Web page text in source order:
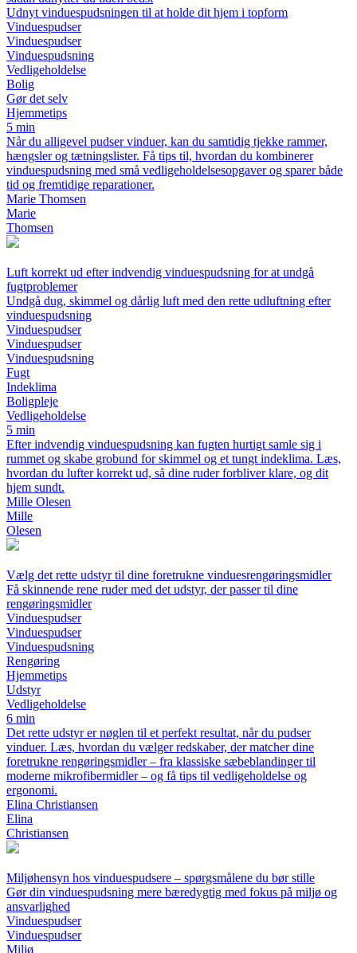
Udnyt vinduespudsningen til at holde dit hjem i topform
Vinduespudser
Vinduespudser
Vinduespudsning
Vedligeholdelse
Bolig
Gør det selv
Hjemmetips
5 min
Når du alligevel pudser vinduer, kan du samtidig tjekke rammer,
hængsler og tætningslister. Få tips til, hvordan du kombinerer
vinduespudsning med små vedligeholdelsesopgaver og sparer både
tid og fremtidige reparationer.
Marie Thomsen
Marie
Thomsen
Luft korrekt ud efter indvendig vinduespudsning for at undgå
fugtproblemer
Undgå dug, skimmel og dårlig luft med den rette udluftning efter
vinduespudsning
Vinduespudser
Vinduespudser
Vinduespudsning
Fugt
Indeklima
Boligpleje
Vedligeholdelse
5 min
Efter indvendig vinduespudsning kan fugten hurtigt samle sig i
rummet og skabe grobund for skimmel og et tungt indeklima. Læs,
hvordan du lufter korrekt ud, så dine ruder forbliver klare, og dit
hjem sundt.
Mille Olesen
Mille
Olesen
Vælg det rette udstyr til dine foretrukne vinduesrengøringsmidler
Få skinnende rene ruder med det udstyr, der passer til dine
rengøringsmidler
Vinduespudser
Vinduespudser
Vinduespudsning
Rengøring
Hjemmetips
Udstyr
Vedligeholdelse
6 min
Det rette udstyr er nøglen til et perfekt resultat, når du pudser
vinduer. Læs, hvordan du vælger redskaber, der matcher dine
foretrukne rengøringsmidler – fra klassiske sæbeblandinger til
moderne mikrofibermidler – og få tips til vedligeholdelse og
ergonomi.
Elina Christiansen
Elina
Christiansen
Miljøhensyn hos vinduespudsere – spørgsmålene du bør stille
Gør din vinduespudsning mere bæredygtig med fokus på miljø og
ansvarlighed
Vinduespudser
Vinduespudser
Miljø